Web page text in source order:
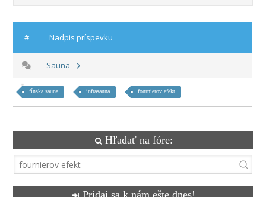
# Nadpis príspevku
Sauna
fínska sauna infrasauna fournierov efekt
Hľadať na fóre: